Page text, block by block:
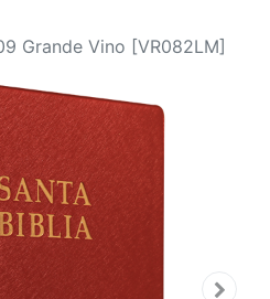
Grande Vino [VR082LM]